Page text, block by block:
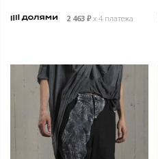
2 463 ₽х 4 платежа